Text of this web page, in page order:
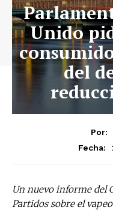
Unido
del
Por:
Fecha:
Un nuevo informe del
Partidos sobre el